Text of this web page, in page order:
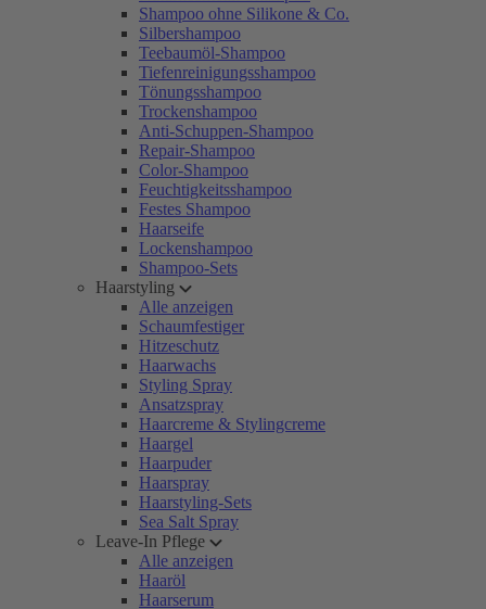
Shampoo ohne Silikone & Co.
Silbershampoo
Teebaumöl-Shampoo
Tiefenreinigungsshampoo
Tönungsshampoo
Trockenshampoo
Anti-Schuppen-Shampoo
Repair-Shampoo
Color-Shampoo
Feuchtigkeitsshampoo
Festes Shampoo
Haarseife
Lockenshampoo
Shampoo-Sets
Haarstyling
Alle anzeigen
Schaumfestiger
Hitzeschutz
Haarwachs
Styling Spray
Ansatzspray
Haarcreme & Stylingcreme
Haargel
Haarpuder
Haarspray
Haarstyling-Sets
Sea Salt Spray
Leave-In Pflege
Alle anzeigen
Haaröl
Haarserum